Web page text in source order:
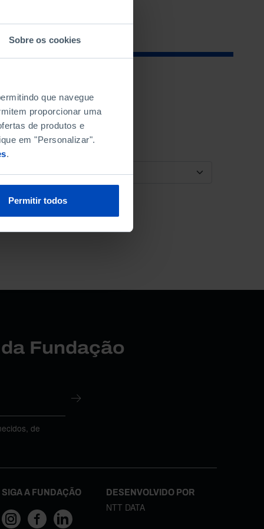
Sobre os cookies
que navegue
proporcionar uma
de produtos e
em "Personalizar".
.
Permitir todos
ORDENAR POR
Fundação
de
SIGA A FUNDAÇÃO DESENVOLVIDO POR
NTT DATA